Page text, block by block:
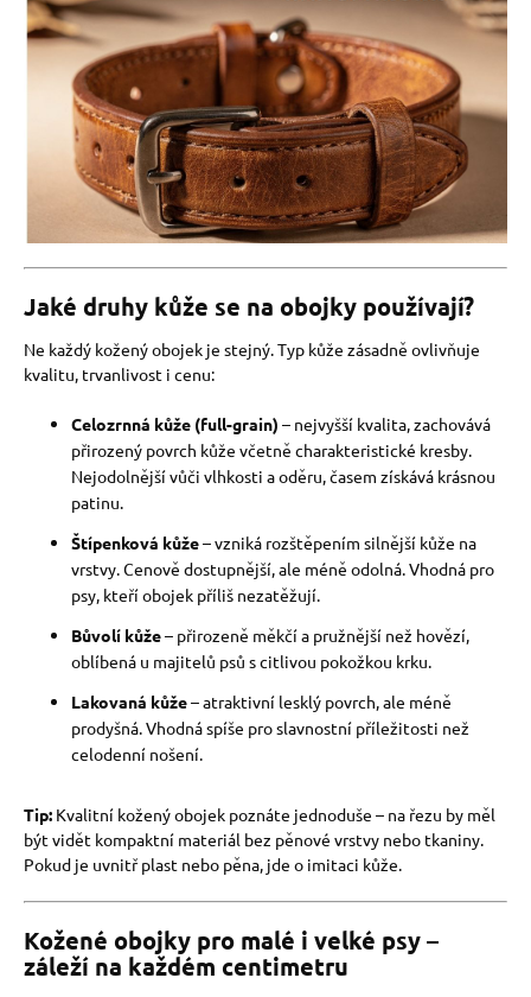
Jaké druhy kůže se na obojky používají?
Ne každý kožený obojek je stejný. Typ kůže zásadně ovlivňuje
kvalitu, trvanlivost i cenu:
Celozrnná kůže (full-grain) – nejvyšší kvalita, zachovává
přirozený povrch kůže včetně charakteristické kresby.
Nejodolnější vůči vlhkosti a oděru, časem získává krásnou
patinu.
Štípenková kůže– vzniká rozštěpením silnější kůže na
vrstvy. Cenově dostupnější, ale méně odolná. Vhodná pro
psy, kteří obojek příliš nezatěžují.
Bůvolí kůže– přirozeně měkčí a pružnější než hovězí,
oblíbená u majitelů psů s citlivou pokožkou krku.
Lakovaná kůže– atraktivní lesklý povrch, ale méně
prodyšná. Vhodná spíše pro slavnostní příležitosti než
celodenní nošení.
Tip: Kvalitní kožený obojek poznáte jednoduše – na řezu by měl
být vidět kompaktní materiál bez pěnové vrstvy nebo tkaniny.
Pokud je uvnitř plast nebo pěna, jde o imitaci kůže.
Kožené obojky pro malé i velké psy –
záleží na každém centimetru